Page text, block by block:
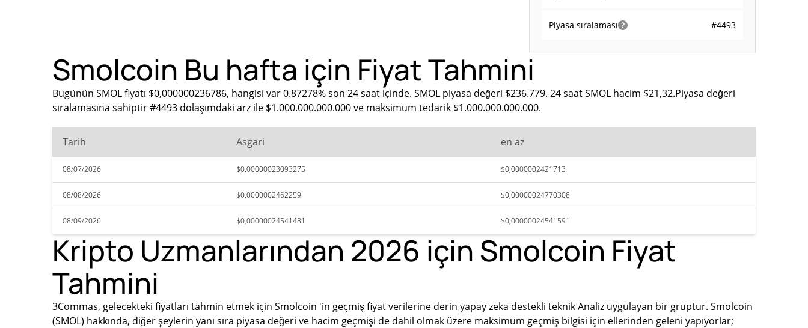
Piyasa sıralaması #4493
Smolcoin Bu hafta için Fiyat Tahmini
Bugünün SMOL fiyatı $0,000000236786, hangisi var 0.87278% son 24 saat içinde. SMOL piyasa değeri $236.779. 24 saat SMOL hacim $21,32.Piyasa değeri
sıralamasına sahiptir #4493 dolaşımdaki arz ile $1.000.000.000.000 ve maksimum tedarik $1.000.000.000.000.
Tarih Asgari en az
08/07/2026 $0,00000023093275 $0,0000002421713
08/08/2026 $0,0000002462259 $0,00000024770308
08/09/2026 $0,00000024541481 $0,00000024541591
Kripto Uzmanlarından 2026 için Smolcoin Fiyat
Tahmini
3Commas, gelecekteki fiyatları tahmin etmek için Smolcoin 'in geçmiş fiyat verilerine derin yapay zeka destekli teknik Analiz uygulayan bir gruptur. Smolcoin
(SMOL) hakkında, diğer şeylerin yanı sıra piyasa değeri ve hacim geçmişi de dahil olmak üzere maksimum geçmiş bilgisi için ellerinden geleni yapıyorlar;